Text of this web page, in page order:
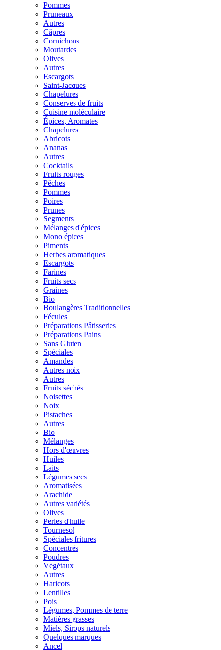
Pommes
Pruneaux
Autres
Câpres
Cornichons
Moutardes
Olives
Autres
Escargots
Saint-Jacques
Chapelures
Conserves de fruits
Cuisine moléculaire
Épices, Aromates
Chapelures
Abricots
Ananas
Autres
Cocktails
Fruits rouges
Pêches
Pommes
Poires
Prunes
Segments
Mélanges d'épices
Mono épices
Piments
Herbes aromatiques
Escargots
Farines
Fruits secs
Graines
Bio
Boulangères Traditionnelles
Fécules
Préparations Pâtisseries
Préparations Pains
Sans Gluten
Spéciales
Amandes
Autres noix
Autres
Fruits séchés
Noisettes
Noix
Pistaches
Autres
Bio
Mélanges
Hors d'œuvres
Huiles
Laits
Légumes secs
Aromatisées
Arachide
Autres variétés
Olives
Perles d'huile
Tournesol
Spéciales fritures
Concentrés
Poudres
Végétaux
Autres
Haricots
Lentilles
Pois
Légumes, Pommes de terre
Matières grasses
Miels, Sirops naturels
Quelques marques
Ancel